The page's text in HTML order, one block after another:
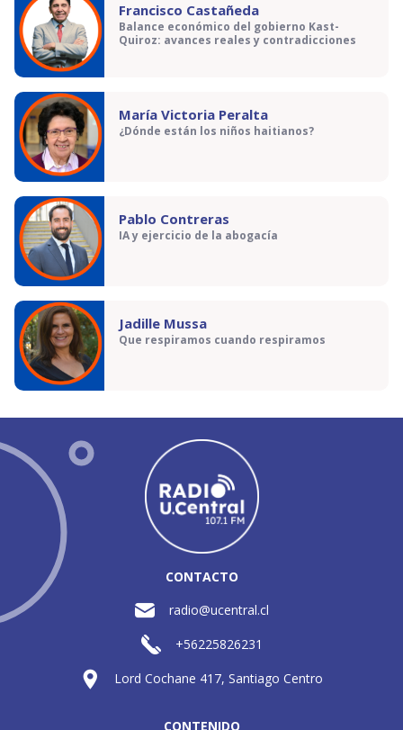
Francisco Castañeda
Balance económico del gobierno Kast-
Quiroz: avances reales y contradicciones
María Victoria Peralta
¿Dónde están los niños haitianos?
Pablo Contreras
IA y ejercicio de la abogacía
Jadille Mussa
Que respiramos cuando respiramos
CONTACTO
radio@ucentral.cl
+56225826231
Lord Cochane 417, Santiago Centro
CONTENIDO